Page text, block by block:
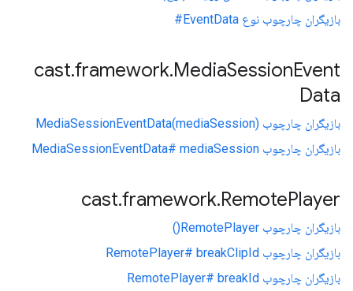
بازیگران چارچوب نوع EventData#
cast.framework.MediaSessionEvent
Data
بازیگران چارچوب MediaSessionEventData(mediaSession)
بازیگران چارچوب MediaSessionEventData# mediaSession
cast.framework.RemotePlayer
بازیگران چارچوب RemotePlayer()
بازیگران چارچوب RemotePlayer# breakClipId
بازیگران چارچوب RemotePlayer# breakId